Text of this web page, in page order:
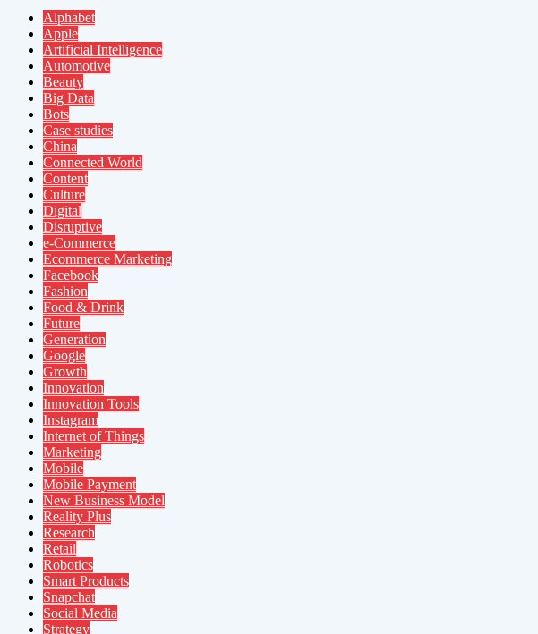
Alphabet
Apple
Artificial Intelligence
Automotive
Beauty
Big Data
Bots
Case studies
China
Connected World
Content
Culture
Digital
Disruptive
e-Commerce
Ecommerce Marketing
Facebook
Fashion
Food & Drink
Future
Generation
Google
Growth
Innovation
Innovation Tools
Instagram
Internet of Things
Marketing
Mobile
Mobile Payment
New Business Model
Reality Plus
Research
Retail
Robotics
Smart Products
Snapchat
Social Media
Strategy